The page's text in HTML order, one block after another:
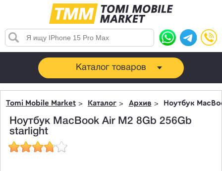
Каталог товаров
Tomi Mobile Market Каталог Архив Ноутбук
Ноутбук MacBook Air M2 8Gb 256Gb
starlight